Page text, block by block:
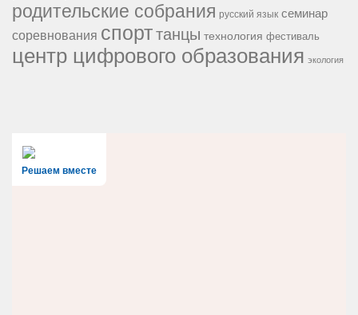
родительские собрания русский язык семинар
соревнования спорттанцы технология фестиваль
центр цифрового образования экология
Решаем вместе